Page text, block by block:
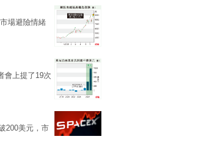
場避險情緒
會上提了19次
200美元，市